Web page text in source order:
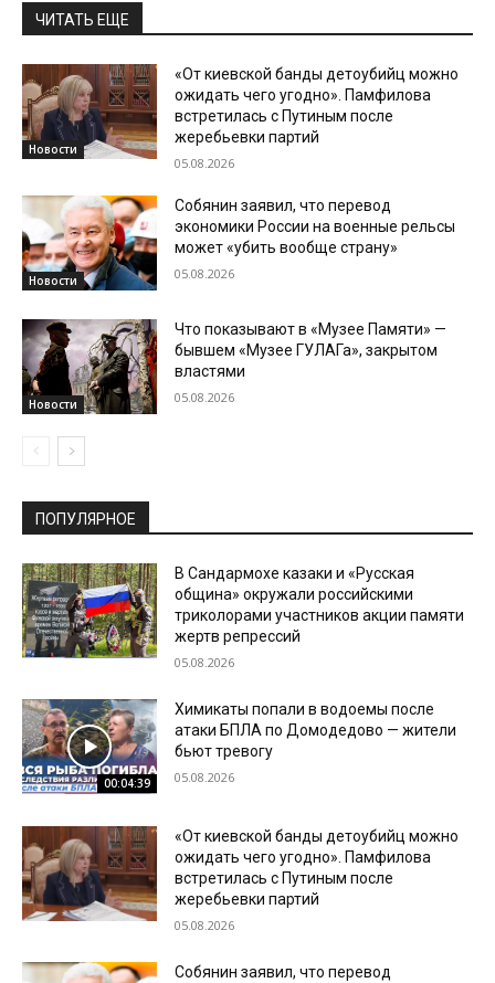
ЧИТАТЬ ЕЩЕ
Новости
«От киевской банды детоубийц можно
ожидать чего угодно». Памфилова
встретилась с Путиным после
жеребьевки партий
05.08.2026
Новости
Собянин заявил, что перевод
экономики России на военные рельсы
может «убить вообще страну»
05.08.2026
Новости
Что показывают в «Музее Памяти» —
бывшем «Музее ГУЛАГа», закрытом
властями
05.08.2026
ПОПУЛЯРНОЕ
В Сандармохе казаки и «Русская
община» окружали российскими
триколорами участников акции памяти
жертв репрессий
05.08.2026
00:04:39
Химикаты попали в водоемы после
атаки БПЛА по Домодедово — жители
бьют тревогу
05.08.2026
«От киевской банды детоубийц можно
ожидать чего угодно». Памфилова
встретилась с Путиным после
жеребьевки партий
05.08.2026
Собянин заявил, что перевод